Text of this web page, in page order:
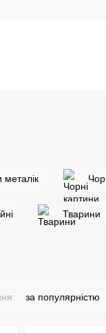
Тварини
за популярністю